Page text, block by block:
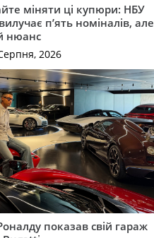
міняти ці купюри: НБУ
п’ять номіналів, але
нюанс
2026
показав свій гараж